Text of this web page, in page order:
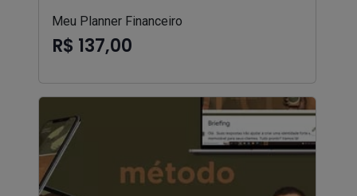
Meu Planner Financeiro
R$ 137,00